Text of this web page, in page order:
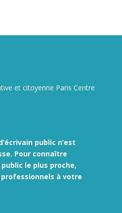
et citoyenne Paris Centre
public n’est
Pour connaître
public le plus proche,
professionnels à votre